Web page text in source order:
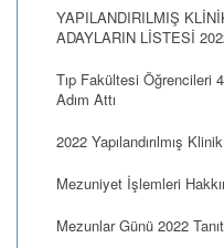
YAPILANDIRILMIŞ
ADAYLARIN LİSTESİ
Tıp Fakültesi Öğrencileri
Adım Attı
2022 Yapılandırılmış
Mezuniyet İşlemleri
Mezunlar Günü 2022